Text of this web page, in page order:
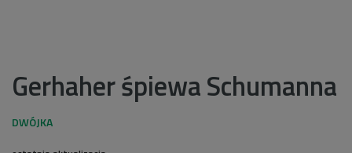
Gerhaher śpiewa Schumanna